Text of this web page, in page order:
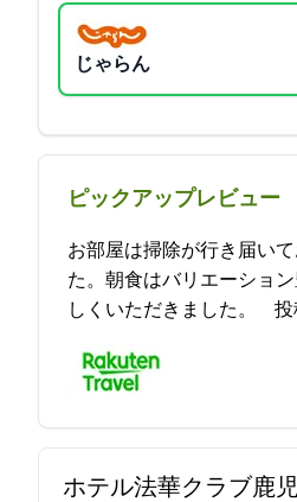
じゃらん
ピックアップレビュー
お部屋は掃除が行き届い
た。朝食はバリエーショ
しくいただきました。 2021-11-11 14:06:40
ホテル法華クラブ鹿